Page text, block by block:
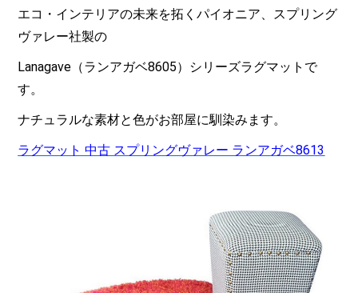
エコ・インテリアの未来を拓くパイオニア、スプリング
ヴァレー社製の
Lanagave（ランアガベ8605）シリーズラグマットで
す。
ナチュラルな素材と色がお部屋に馴染みます。
ラグマット 中古 スプリングヴァレー ランアガベ8613